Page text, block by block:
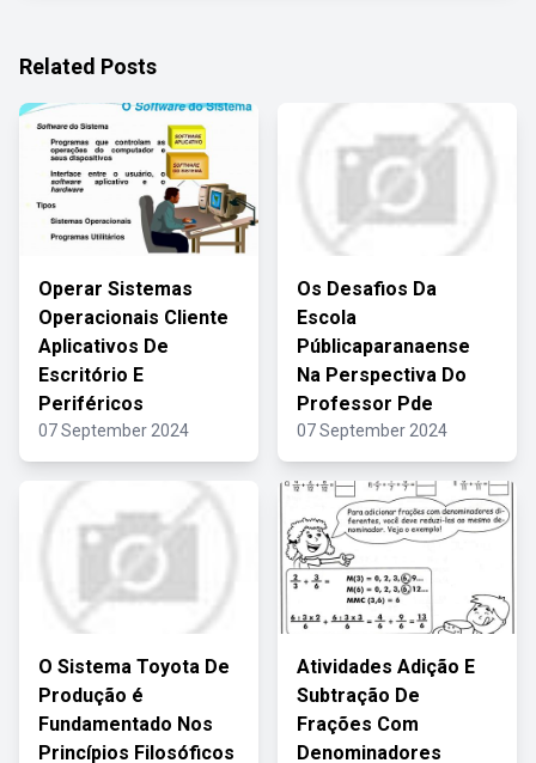
Related Posts
Operar Sistemas
Operacionais Cliente
Aplicativos De
Escritório E
Periféricos
07 September 2024
Os Desafios Da
Escola
Públicaparanaense
Na Perspectiva Do
Professor Pde
07 September 2024
O Sistema Toyota De
Produção é
Fundamentado Nos
Princípios Filosóficos
Atividades Adição E
Subtração De
Frações Com
Denominadores